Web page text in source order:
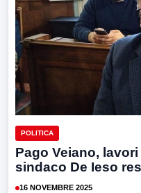
POLITICA
Pago Veiano,
sindaco De Ieso
16 NOVEMBRE 2025